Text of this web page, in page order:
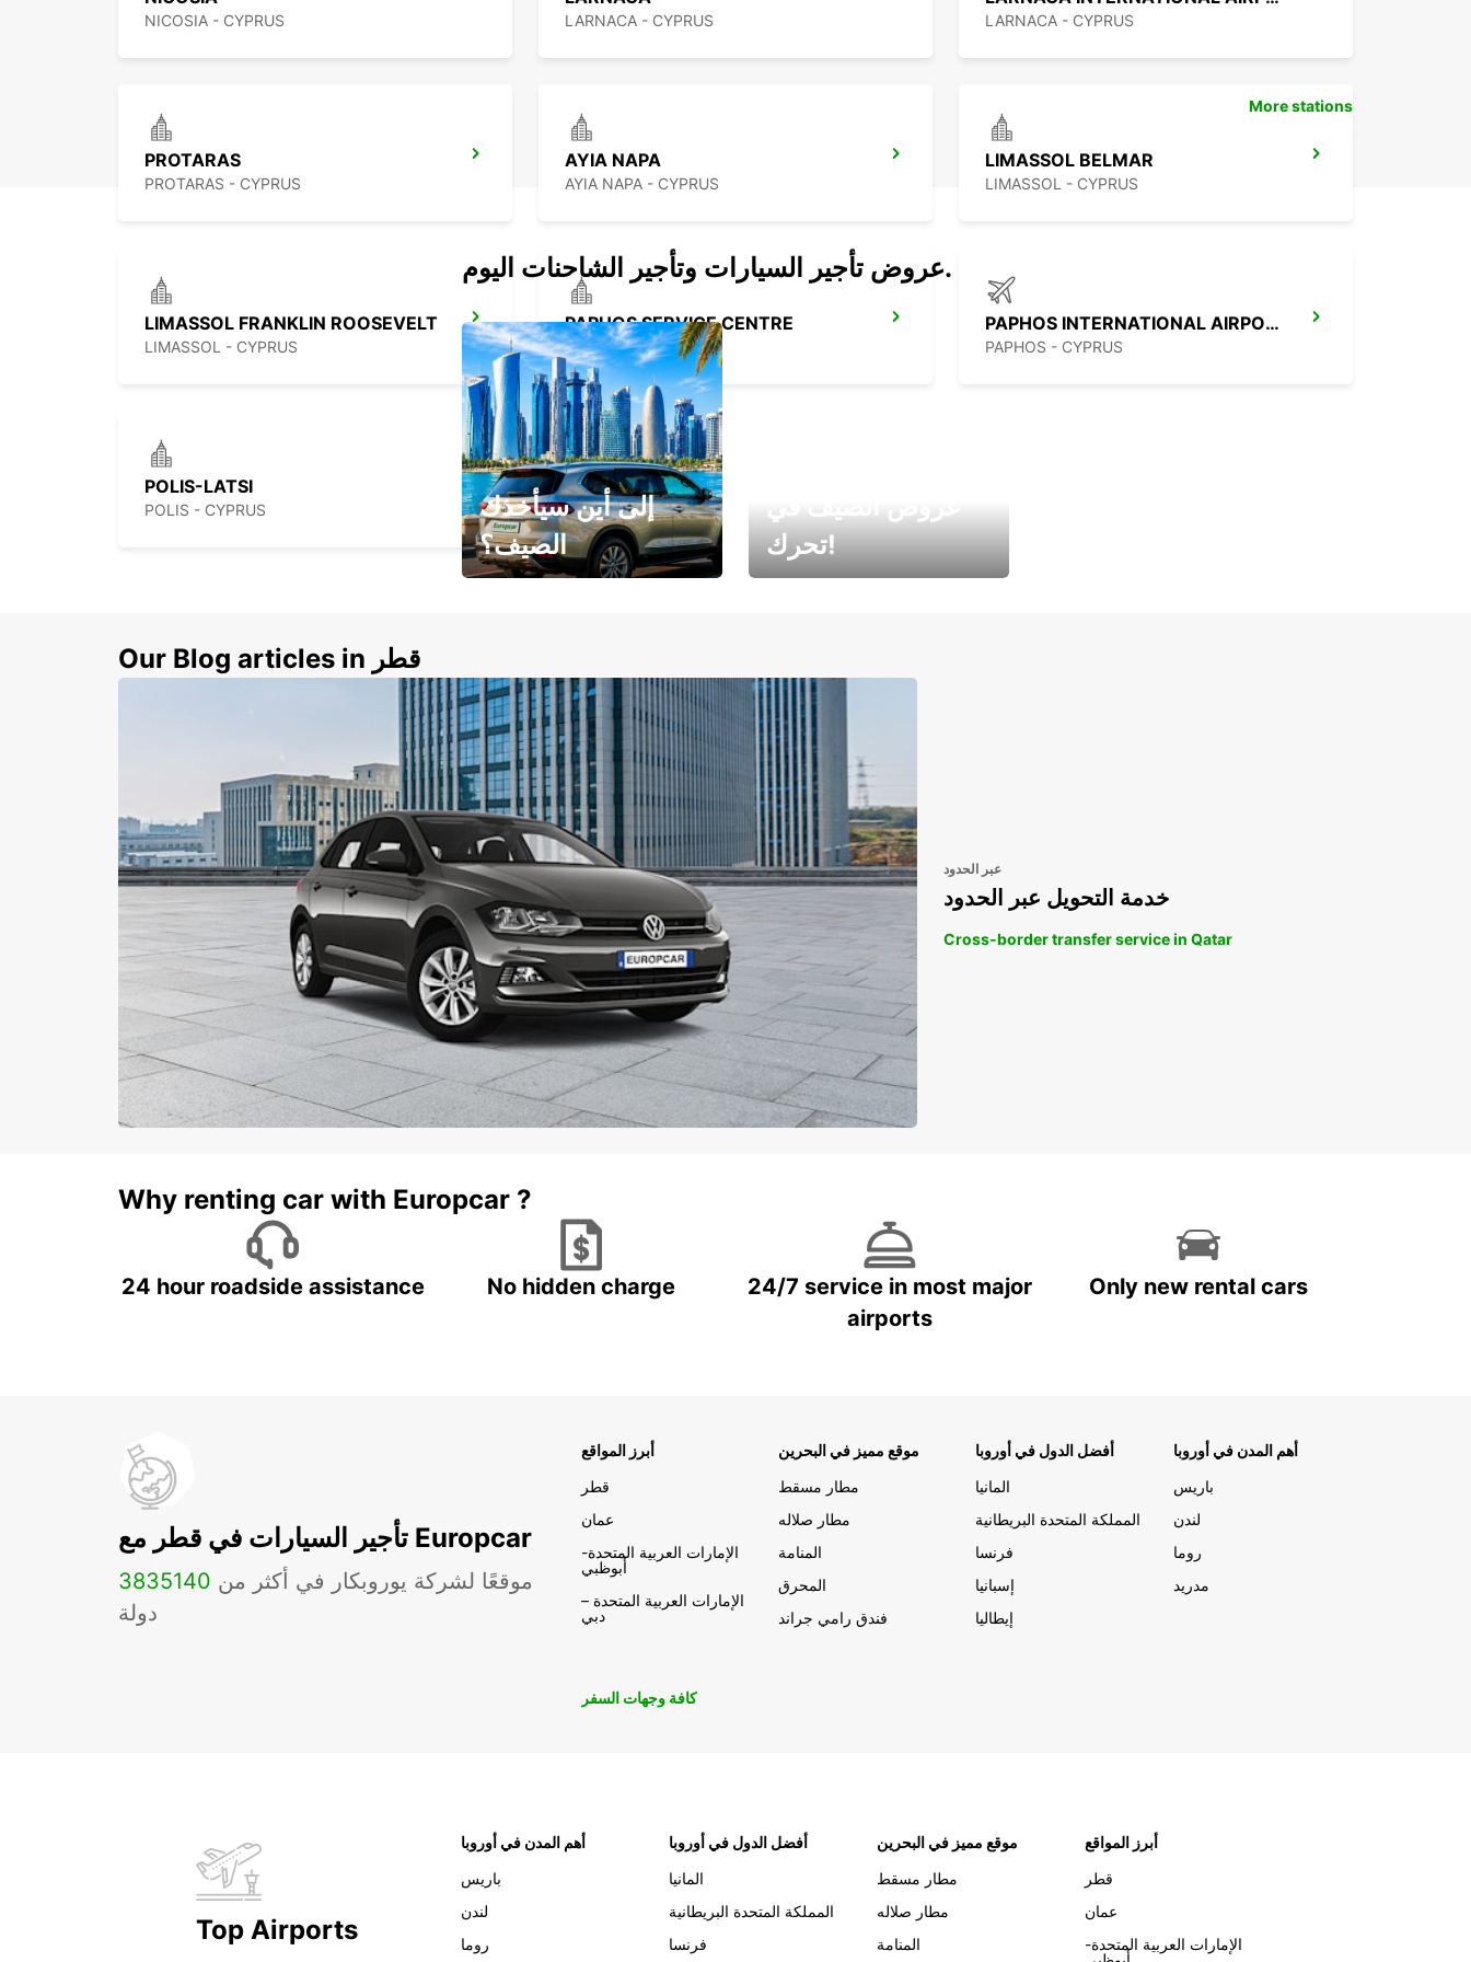
NICOSIA - CYPRUS LARNACA - CYPRUS LARNACA - CYPRUS
PROTARAS
PROTARAS - CYPRUS
AYIA NAPA
AYIA NAPA - CYPRUS
LIMASSOL BELMAR
LIMASSOL - CYPRUS
LIMASSOL FRANKLIN ROOSEVELT
LIMASSOL - CYPRUS
PAPHOS SERVICE CENTRE
PAPHOS - CYPRUS
PAPHOS INTERNATIONAL AIRPORT
PAPHOS - CYPRUS
POLIS-LATSI
POLIS - CYPRUS
More stations
عروض تأجير السيارات وتأجير الشاحنات اليوم.
إلى أين سيأخذك
الصيف؟
تحرك!
Our Blog articles in قطر
عبر الحدود
خدمة التحويل عبر الحدود
Cross-border transfer service in Qatar
Why renting car with Europcar ?
24 hour roadside assistance No hidden charge
24/7 service in most major
airports
Only new rental cars
تأجير السيارات في قطر مع Europcar
3835 موقعًا لشركة يوروبكار في أكثر من 140
دولة
أبرز المواقع
قطر
عمان
الإمارات العربية المتحدة-
أبوظبي
الإمارات العربية المتحدة –
دبي
موقع مميز في البحرين
مطار مسقط
مطار صلاله
المنامة
المحرق
فندق رامي جراند
أفضل الدول في أوروبا
المانيا
المملكة المتحدة البريطانية
فرنسا
إسبانيا
إيطاليا
أهم المدن في أوروبا
باريس
لندن
روما
مدريد
كافة وجهات السفر
Top Airports
أهم المدن في أوروبا
باريس
لندن
روما
أفضل الدول في أوروبا
المانيا
المملكة المتحدة البريطانية
فرنسا
موقع مميز في البحرين
مطار مسقط
مطار صلاله
المنامة
أبرز المواقع
قطر
عمان
الإمارات العربية المتحدة-